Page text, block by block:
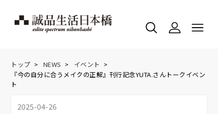
トップ > NEWS > イベント >
『今の自分に合うメイクの正解』刊行記念YUTA.さんトークイベン
ト
2025-04-26